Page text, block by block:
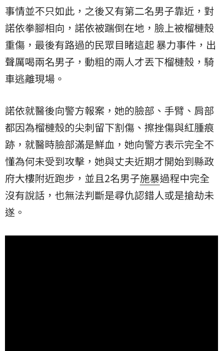
事情並不只如此，之後又有第二名男子靠近，對
諾依拳腳相向，諾依被踹倒在地，臉上被榴槤殼
重傷，最後有路過的民眾目睹這起 暴力事件，出
聲厲喝兩名男子，動粗的兩人才丟下榴槤殼，騎
車逃離現場。
諾依就醫後向警方報案，她的臉部、手臂、肩部
都因為榴槤殼的尖刺留下割傷、擦挫傷與紅腫痕
跡，就醫時臉部滿是鮮血，她向警方表示完全不
懂為何未受到攻擊，她與丈夫近期才開始到縣政
府大樓附近跑步，並且2名男子施暴過程中完全
沒有說話，也無法判斷是尋仇認錯人或是搶劫未
遂。